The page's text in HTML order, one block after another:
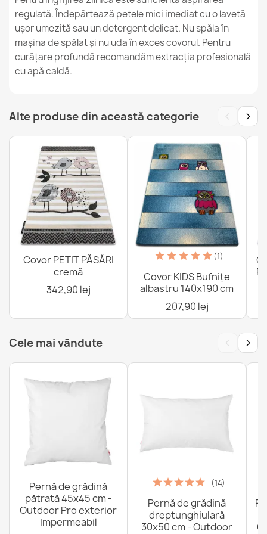
BAMBINO Covor Spălabil Mașină
121,90 lej
Covor lavabil BAMBINO Stele
121,90 lej
regulată. Îndepărtează petele mici imediat cu o lavetă
ușor umezită sau un detergent delicat. Nu spăla în
mașina de spălat și nu uda în exces covorul. Pentru
curățare profundă recomandăm extracția profesională
cu apă caldă.
Alte produse din această categorie ‹ ›
Covor PETIT PĂSĂRI
cremă
342,90 lej
(1)
Covor KIDS Bufnițe
albastru 140x190 cm
207,90 lej
Cele mai vândute ‹ ›
Pernă de grădină
pătrată 45x45 cm -
Outdoor Pro exterior
Impermeabil
(14)
Pernă de grădină
dreptunghiulară
30x50 cm - Outdoor